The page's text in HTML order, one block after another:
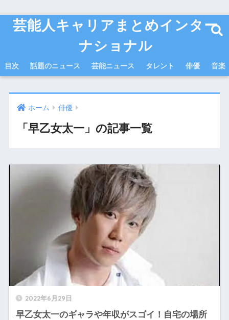
芸能人キャリアまとめインター
ナショナル
目次 話題のニュース 芸能ニュース タレント 俳優 音楽
ホーム 俳優
「早乙女太一」の記事一覧
2022年6月29日
早乙女太一のギャラや年収がスゴイ！自宅の場所